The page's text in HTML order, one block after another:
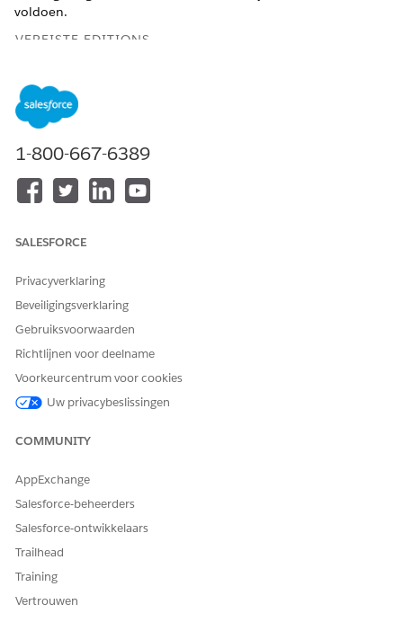
voldoen.
VEREISTE EDITIONS
Beschikbaar in: Lightning Experience
Beschikbaar in:
Edition met Agentforce IT Service.
Waar vooraf gedefinieerde kennisgevingen
beschikbaar zijn
deze procesgebieden:
Probleembeheer
Wijzigingsbeheer
Releasebeheer
Casebeheer
Nalevingsbeheer
Risicobeheer
Serviceverzoekbeheer
Functionele gebruikscase
Naam kennisgeving
Beschrijving
Eventtype (Maken, Bijwerken)
Leveringskanaal (e-mail, in-app, Slack, Microsoft Teams)
Ontvangers
1-800-667-6389
SALESFORCE
Privacyverklaring
Beveiligingsverklaring
Gebruiksvoorwaarden
Richtlijnen voor deelname
Voorkeurcentrum voor cookies
Uw privacybeslissingen
COMMUNITY
AppExchange
Salesforce-beheerders
Salesforce-ontwikkelaars
Trailhead
Training
Vertrouwen